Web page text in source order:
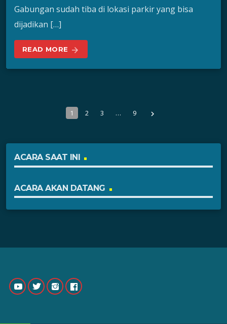
Gabungan sudah tiba di lokasi parkir yang bisa
dijadikan […]
READ MORE arrow_forward
1 2 3 … 9 navigate_next
ACARA SAAT INI
ACARA AKAN DATANG